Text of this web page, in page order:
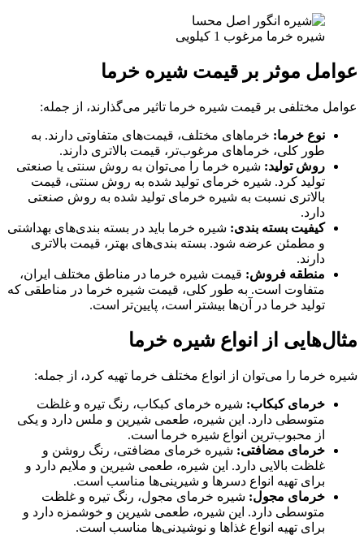
شیره خرما مرغوب 1 کیلویی
عوامل موثر بر قیمت شیره خرما
عوامل مختلفی بر قیمت شیره خرما تاثیر می‌گذارند، از جمله:
نوع خرما: خرماهای مختلف، قیمت‌های متفاوتی دارند. به
طور کلی، خرماهای مرغوب‌تر، قیمت بالاتری دارند.
روش تولید: شیره خرما را می‌توان به روش سنتی یا صنعتی
تولید کرد. شیره خرمای تولید شده به روش سنتی، قیمت
بالاتری نسبت به شیره خرمای تولید شده به روش صنعتی
دارد.
کیفیت بسته بندی: شیره خرما باید در بسته بندی‌های بهداشتی
و مطمئن عرضه شود. بسته بندی‌های بهتر، قیمت بالاتری
دارند.
منطقه فروش: قیمت شیره خرما در مناطق مختلف ایران،
متفاوت است. به طور کلی، قیمت شیره خرما در مناطقی که
تولید خرما در آن‌ها بیشتر است، پایین‌تر است.
مثال‌هایی از انواع شیره خرما
شیره خرما را می‌توان از انواع مختلف خرما تهیه کرد، از جمله:
خرمای کبکاب: شیره خرمای کبکاب، رنگ تیره و غلظت
متوسطی دارد. این شیره، طعمی شیرین و ملس دارد و یکی
از محبوب‌ترین انواع شیره خرما است.
خرمای مضافتی: شیره خرمای مضافتی، رنگ روشن و
غلظت بالایی دارد. این شیره، طعمی شیرین و ملایم دارد و
برای تهیه انواع دسرها و شیرینی‌ها مناسب است.
خرمای مجول: شیره خرمای مجول، رنگ تیره و غلظت
متوسطی دارد. این شیره، طعمی شیرین و خوشمزه دارد و
برای تهیه انواع غذاها و نوشیدنی‌ها مناسب است.